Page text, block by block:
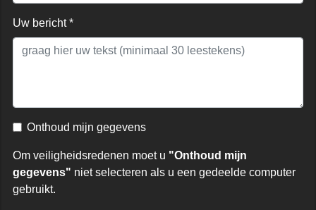
Uw bericht *
Onthoud mijn gegevens
Om veiligheidsredenen moet u "Onthoud mijn
gegevens" niet selecteren als u een gedeelde computer
gebruikt.